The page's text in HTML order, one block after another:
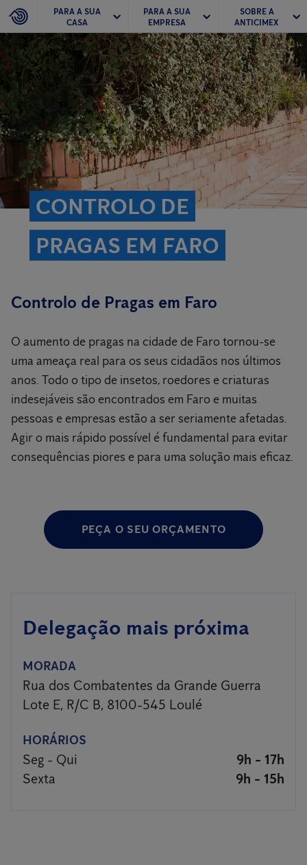
PARA A SUA
CASA
PARA A SUA
EMPRESA
SOBRE A
ANTICIMEX
CONTROLO DE
PRAGAS EM FARO
Controlo de Pragas em Faro
O aumento de pragas na cidade de Faro tornou-se
uma ameaça real para os seus cidadãos nos últimos
anos. Todo o tipo de insetos, roedores e criaturas
indesejáveis são encontrados em Faro e muitas
pessoas e empresas estão a ser seriamente afetadas.
Agir o mais rápido possível é fundamental para evitar
consequências piores e para uma solução mais eficaz.
PEÇA O SEU ORÇAMENTO
Delegação mais próxima
MORADA
Rua dos Combatentes da Grande Guerra
Lote E, R/C B, 8100-545 Loulé
HORÁRIOS
Seg - Qui
9h - 17h
Sexta
9h - 15h